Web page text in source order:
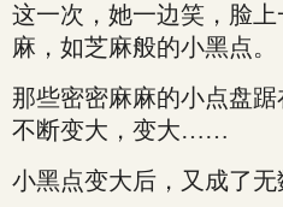
这一次，她一边笑，脸
麻，如芝麻般的小黑点。
那些密密麻麻的小点盘
不断变大，变大……
小黑点变大后，又成了